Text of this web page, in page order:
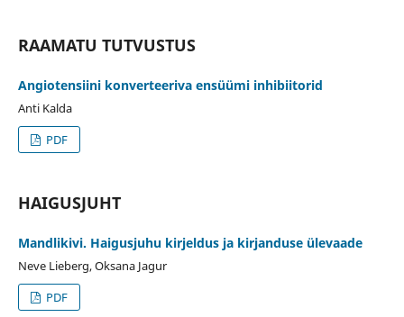
RAAMATU TUTVUSTUS
Angiotensiini konverteeriva ensüümi inhibiitorid
Anti Kalda
PDF
HAIGUSJUHT
Mandlikivi. Haigusjuhu kirjeldus ja kirjanduse ülevaade
Neve Lieberg, Oksana Jagur
PDF